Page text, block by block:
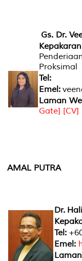
Gs. Dr.
Proksimal
Tel:
Emel:
Laman
Gate] [CV]
AMAL PUTRA
Dr.
Tel:
Emel: